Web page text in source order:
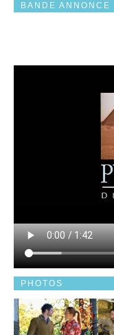
BANDE ANNONCE
PHOTOS